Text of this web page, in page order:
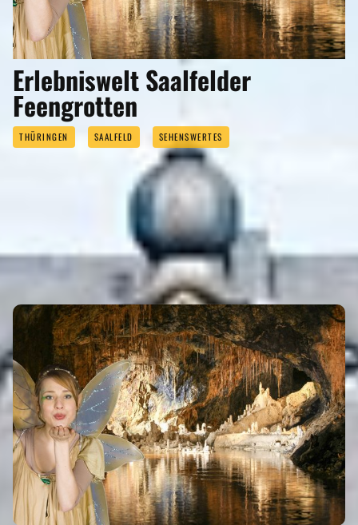
Erlebniswelt Saalfelder
Feengrotten
THÜRINGEN SAALFELD SEHENSWERTES
EVENTS
Eigenen Eintrag kostenlos erstellen >